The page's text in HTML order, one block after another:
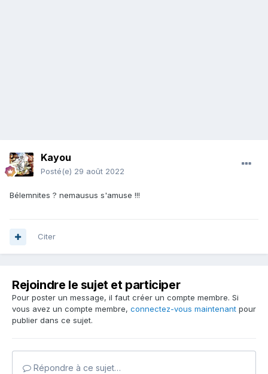
Kayou
Posté(e) 29 août 2022
Bélemnites ? nemausus s'amuse !!!
Citer
Rejoindre le sujet et participer
Pour poster un message, il faut créer un compte membre. Si
vous avez un compte membre, connectez-vous maintenant pour
publier dans ce sujet.
Répondre à ce sujet…